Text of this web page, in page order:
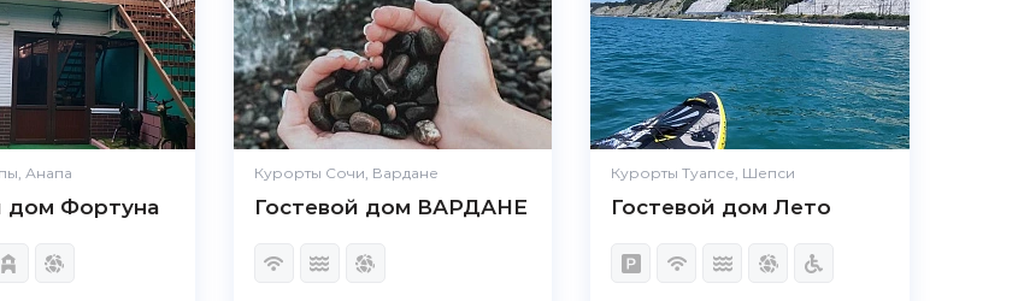
Анапа
дом Фортуна
Курорты Сочи, Вардане
Гостевой дом ВАРДАНЕ
Курорты Туапсе, Шепси
Гостевой дом Лето